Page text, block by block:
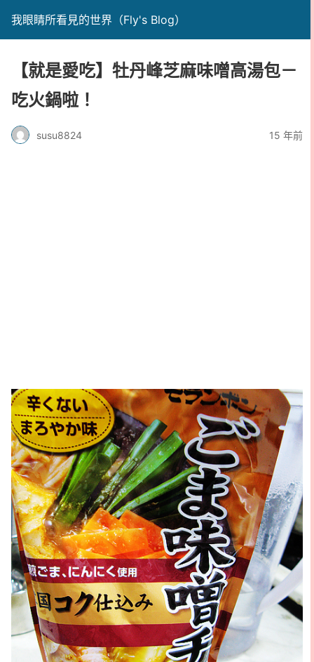
我眼睛所看見的世界（Fly's Blog）
【就是愛吃】牡丹峰芝麻味噌高湯包－
吃火鍋啦！
susu8824 15 年前